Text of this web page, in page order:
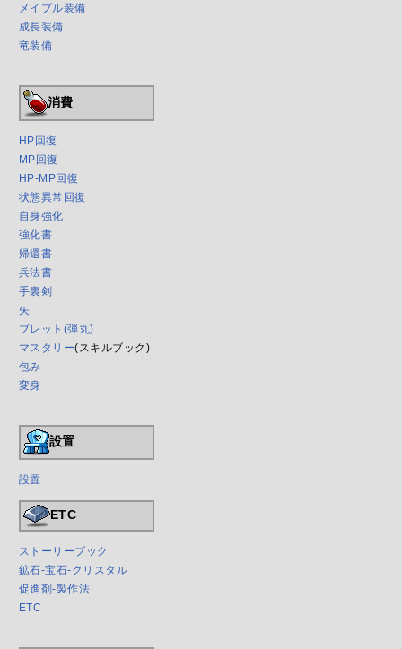
メイプル装備
成長装備
竜装備
消費
HP回復
MP回復
HP-MP回復
状態異常回復
自身強化
強化書
帰還書
兵法書
手裏剣
矢
ブレット(弾丸)
マスタリー(スキルブック)
包み
変身
設置
設置
ETC
ストーリーブック
鉱石-宝石-クリスタル
促進剤-製作法
ETC